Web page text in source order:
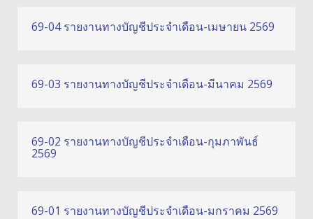
69-04 รายงานทางบัญชีประจำเดือน-เมษายน 2569
69-03 รายงานทางบัญชีประจำเดือน-มีนาคม 2569
69-02 รายงานทางบัญชีประจำเดือน-กุมภาพันธ์
2569
69-01 รายงานทางบัญชีประจำเดือน-มกราคม 2569